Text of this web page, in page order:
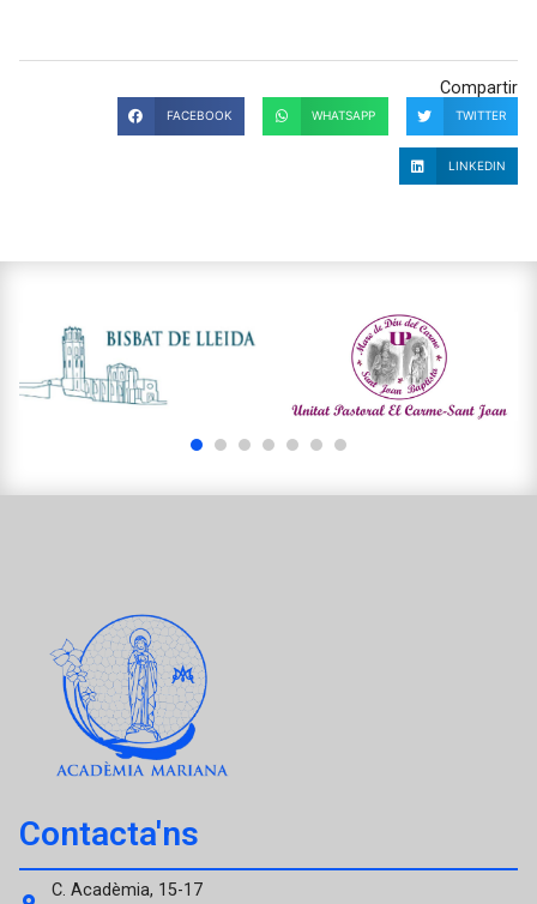
Compartir
FACEBOOK WHATSAPP TWITTER
LINKEDIN
Contacta'ns
C. Acadèmia, 15-17